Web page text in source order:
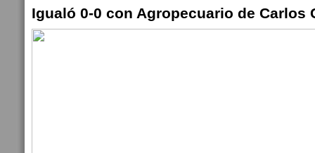
Igualó 0-0 con Agropecuario de Carlos